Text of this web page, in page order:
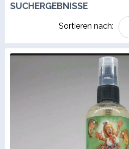
SUCHERGEBNISSE
Sortieren nach: